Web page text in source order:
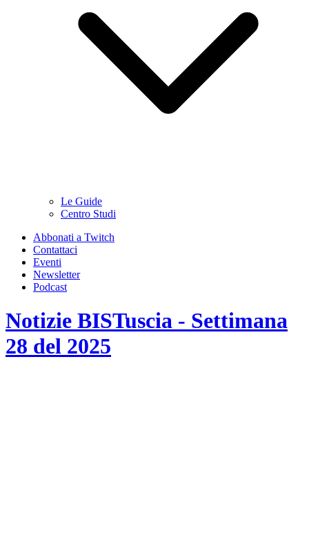
Le Guide
Centro Studi
Abbonati a Twitch
Contattaci
Eventi
Newsletter
Podcast
Notizie BISTuscia - Settimana
28 del 2025